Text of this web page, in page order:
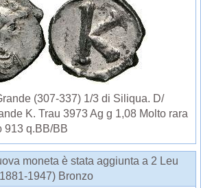
(307-337) 1/3 di Siliqua. D/
K. Trau 3973 Ag g 1,08 Molto rara
913 q.BB/BB
moneta è stata aggiunta a 2 Leu
1947) Bronzo